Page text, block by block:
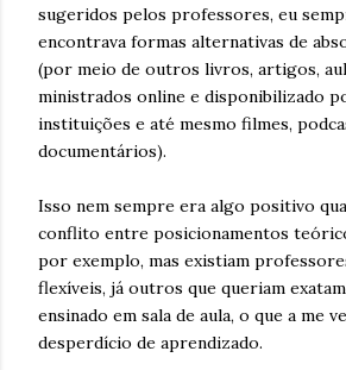
sugeridos pelos professores, eu
encontrava formas alternativas de
(por meio de outros livros, artigos,
ministrados online e disponibilizado
instituições e até mesmo filmes,
documentários).
Isso nem sempre era algo positivo
conflito entre posicionamentos
por exemplo, mas existiam
flexíveis, já outros que queriam
ensinado em sala de aula, o que a me
desperdício de aprendizado.